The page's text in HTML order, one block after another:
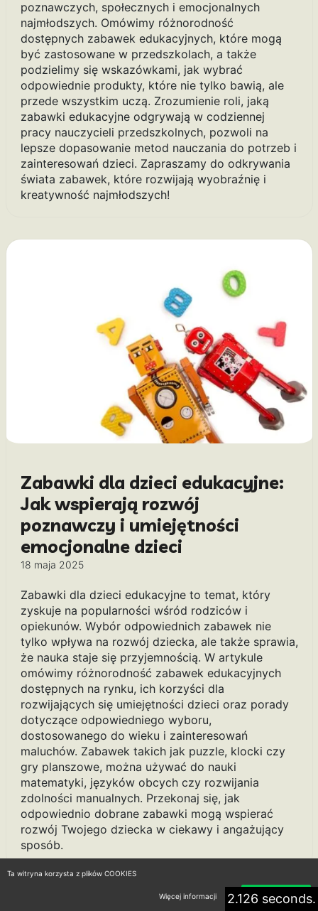
poznawczych, społecznych i emocjonalnych
najmłodszych. Omówimy różnorodność
dostępnych zabawek edukacyjnych, które mogą
być zastosowane w przedszkolach, a także
podzielimy się wskazówkami, jak wybrać
odpowiednie produkty, które nie tylko bawią, ale
przede wszystkim uczą. Zrozumienie roli, jaką
zabawki edukacyjne odgrywają w codziennej
pracy nauczycieli przedszkolnych, pozwoli na
lepsze dopasowanie metod nauczania do potrzeb i
zainteresowań dzieci. Zapraszamy do odkrywania
świata zabawek, które rozwijają wyobraźnię i
kreatywność najmłodszych!
Zabawki dla dzieci edukacyjne:
Jak wspierają rozwój
poznawczy i umiejętności
emocjonalne dzieci
18 maja 2025
Zabawki dla dzieci edukacyjne to temat, który
zyskuje na popularności wśród rodziców i
opiekunów. Wybór odpowiednich zabawek nie
tylko wpływa na rozwój dziecka, ale także sprawia,
że nauka staje się przyjemnością. W artykule
omówimy różnorodność zabawek edukacyjnych
dostępnych na rynku, ich korzyści dla
rozwijających się umiejętności dzieci oraz porady
dotyczące odpowiedniego wyboru,
dostosowanego do wieku i zainteresowań
maluchów. Zabawek takich jak puzzle, klocki czy
gry planszowe, można używać do nauki
matematyki, języków obcych czy rozwijania
zdolności manualnych. Przekonaj się, jak
odpowiednio dobrane zabawki mogą wspierać
rozwój Twojego dziecka w ciekawy i angażujący
sposób.
2.126 seconds.
Ta witryna korzysta z plików COOKIES
Więcej informacji Akceptuję